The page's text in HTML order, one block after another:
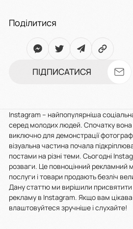
Поділитися
ПІДПИСАТИСЯ
Instagram – найпопулярніша
серед молодих людей. Спочатку
виключно для демонстрації
візуальна частина почала
постами на різні теми. Сьогодні
розваги. Це повноцінний рекламний
послуги і товари продають безліч
Дану статтю ми вирішили
рекламу в Instagram. Якщо вам
влаштовуйтеся зручніше і слухайте!